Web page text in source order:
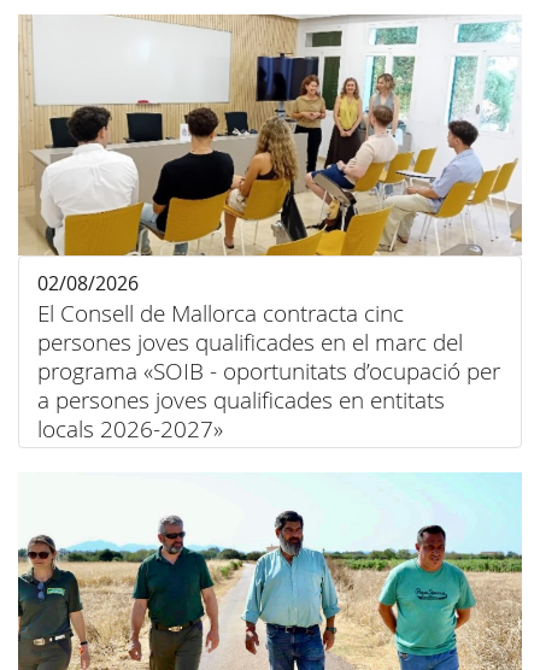
El Consell de Mallorca contracta cinc
persones joves qualificades en el marc del
programa «SOIB - oportunitats d’ocupació per
a persones joves qualificades en entitats
locals 2026-2027»
02/08/2026